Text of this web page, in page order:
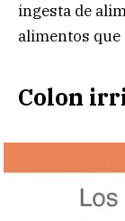
ingesta de
alimentos
Colon